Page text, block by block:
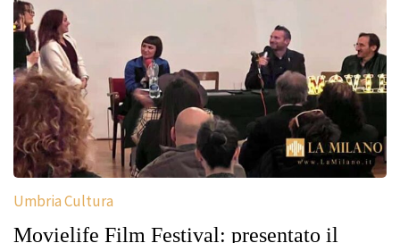
Umbria Cultura
Movielife Film Festival: presentato il